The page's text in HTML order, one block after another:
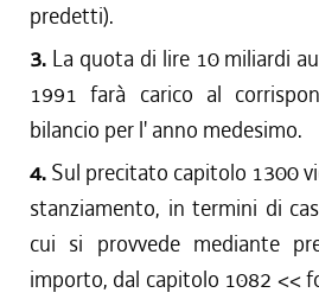
predetti).
3. La quota di lire 10 miliardi
1991 farà carico al
bilancio per l' anno medesimo.
4. Sul precitato capitolo 1300
stanziamento, in termini di
cui si provvede mediante
importo, dal capitolo 1082 <<